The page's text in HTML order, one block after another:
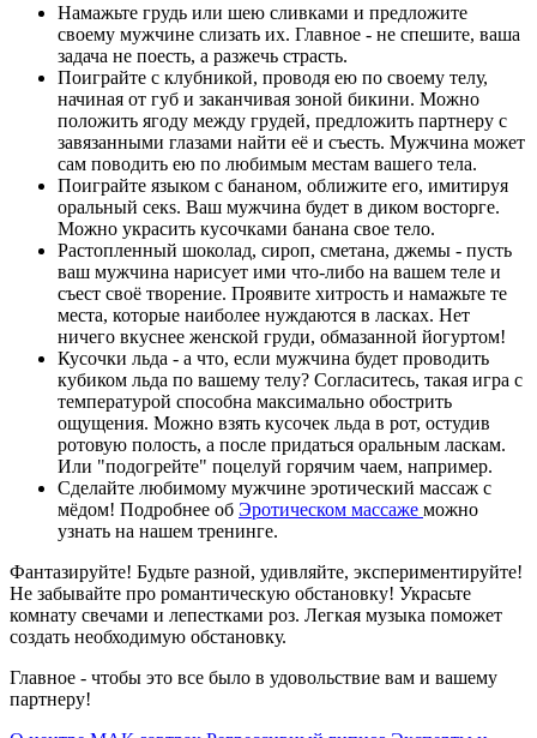
Намажьте грудь или шею сливками и предложите
своему мужчине слизать их. Главное - не спешите, ваша
задача не поесть, а разжечь страсть.
Поиграйте с клубникой, проводя ею по своему телу,
начиная от губ и заканчивая зоной бикини. Можно
положить ягоду между грудей, предложить партнеру с
завязанными глазами найти её и съесть. Мужчина может
сам поводить ею по любимым местам вашего тела.
Поиграйте языком с бананом, оближите его, имитируя
оральный секs. Ваш мужчина будет в диком восторге.
Можно украсить кусочками банана свое тело.
Растопленный шоколад, сироп, сметана, джемы - пусть
ваш мужчина нарисует ими что-либо на вашем теле и
съест своё творение. Проявите хитрость и намажьте те
места, которые наиболее нуждаются в ласках. Нет
ничего вкуснее женской груди, обмазанной йогуртом!
Кусочки льда - а что, если мужчина будет проводить
кубиком льда по вашему телу? Согласитесь, такая игра с
температурой способна максимально обострить
ощущения. Можно взять кусочек льда в рот, остудив
ротовую полость, а после придаться оральным ласкам.
Или "подогрейте" поцелуй горячим чаем, например.
Сделайте любимому мужчине эротический массаж с
мёдом! Подробнее об Эротическом массаже можно
узнать на нашем тренинге.
Фантазируйте! Будьте разной, удивляйте, экспериментируйте!
Не забывайте про романтическую обстановку! Украсьте
комнату свечами и лепестками роз. Легкая музыка поможет
создать необходимую обстановку.
Главное - чтобы это все было в удовольствие вам и вашему
партнеру!